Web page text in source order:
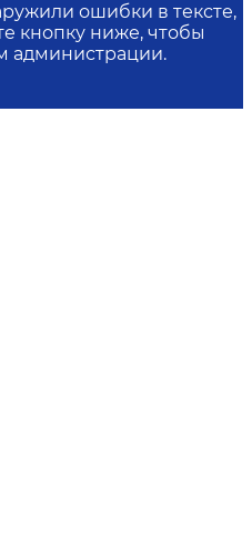
ошибки в тексте,
кнопку ниже, чтобы
администрации.